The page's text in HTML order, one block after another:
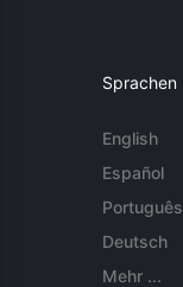
Sprachen
English
Español
Português
Deutsch
Mehr ...